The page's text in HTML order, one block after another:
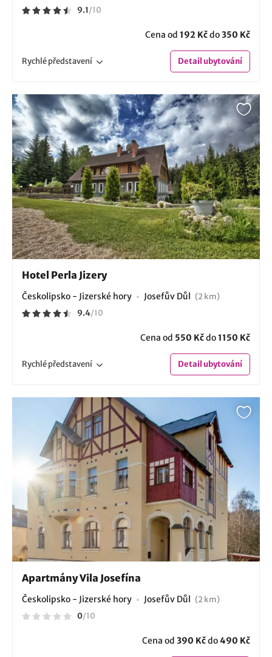
9.1/10
Cena od 192 Kčdo350 Kč
Rychlépředstavení Detailubytování
Hotel Perla Jizery
Českolipsko - Jizerské hory Josefův Důl (2 km)
9.4/10
Cena od 550 Kčdo1150 Kč
Rychlépředstavení Detailubytování
Apartmány Vila Josefína
Českolipsko - Jizerské hory Josefův Důl (2 km)
0/10
Cena od 390 Kčdo490 Kč